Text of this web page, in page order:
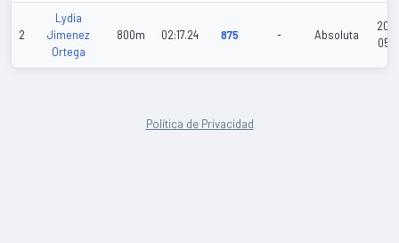
2
Lydia
Jimenez
Ortega
800m 02:17.24 875 - Absoluta
05-
Política de Privacidad